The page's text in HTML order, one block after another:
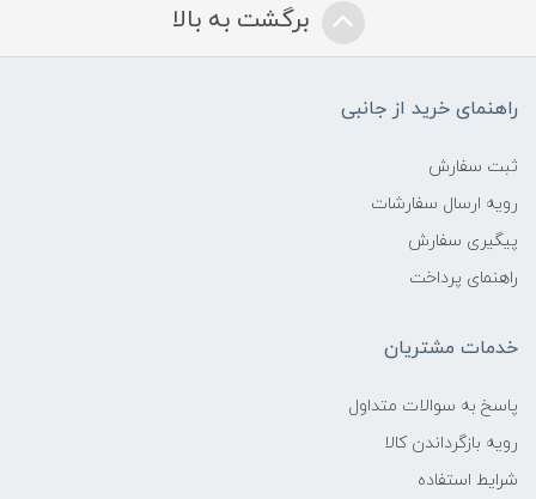
برگشت به بالا
راهنمای خرید از جانبی
ثبت سفارش
رویه ارسال سفارشات
پیگیری سفارش
راهنمای پرداخت
خدمات مشتریان
پاسخ به سوالات متداول
رویه بازگرداندن کالا
شرایط استفاده